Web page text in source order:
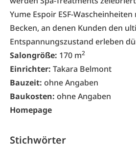
Yume Espoir ESF-
Becken, an denen Kunden den
Entspannungszustand erleben
Salongröße: 170 m2
Einrichter: Takara Belmont
Bauzeit: ohne Angaben
Baukosten: ohne Angaben
Homepage
Stichwörter